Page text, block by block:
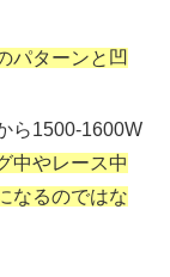
パターンと凹
ら1500-1600W
中やレース中
なるのではな